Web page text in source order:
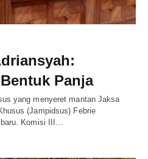
Panja
yang menyeret mantan Jaksa
(Jampidsus) Febrie
baru. Komisi III…